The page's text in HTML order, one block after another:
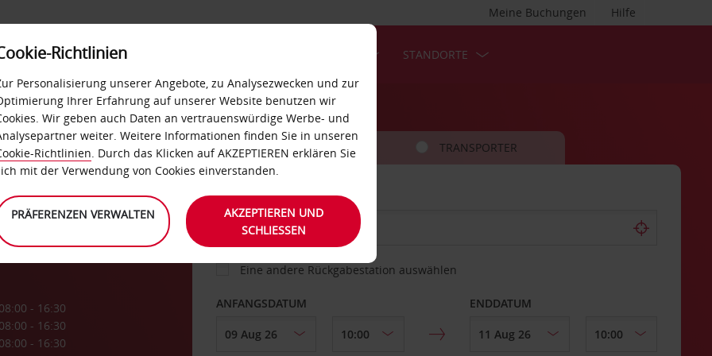
Hilfe
Meine Buchungen
SELF-SERVICES STANDORTE
08:00 - 16:30
08:00 - 16:30
08:00 - 16:30
FAHRZEUG TRANSPORTER
ABHOLEN VON
Eine andere Rückgabestation auswählen
ANFANGSDATUM ENDDATUM
Richtlinien
Personalisierung unserer Angebote, zu Analysezwecken und zur
Ihrer Erfahrung auf unserer Website benutzen wir
Wir geben auch Daten an vertrauenswürdige Werbe- und
weiter. Weitere Informationen finden Sie in unseren
Richtlinien. Durch das Klicken auf AKZEPTIEREN erklären Sie
mit der Verwendung von Cookies einverstanden.
PRÄFERENZEN VERWALTEN
AKZEPTIEREN UND
SCHLIESSEN